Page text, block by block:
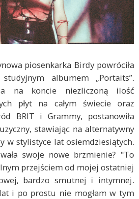
piosenkarka Birdy powróciła
albumem „Portaits”.
na koncie niezliczoną ilość
płyt na całym świecie oraz
BRIT i Grammy, postanowiła
stawiając na alternatywny
w stylistyce lat osiemdziesiątych.
swoje nowe brzmienie? "To
przejściem od mojej ostatniej
bardzo smutnej i intymnej.
i po prostu nie mogłam w tym